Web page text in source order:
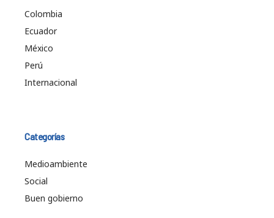
Colombia
Ecuador
México
Perú
Internacional
Categorías
Medioambiente
Social
Buen gobierno